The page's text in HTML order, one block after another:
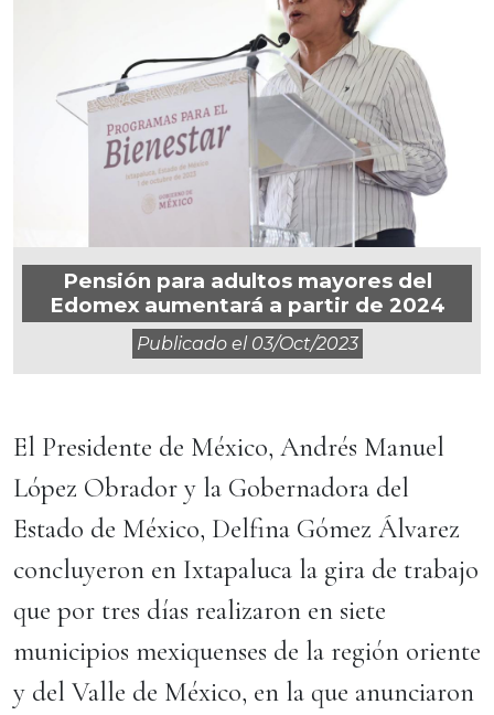
Pensión para adultos mayores del
Edomex aumentará a partir de 2024
Publicado el 03/oct/2023
El Presidente de México, Andrés Manuel
López Obrador y la Gobernadora del
Estado de México, Delfina Gómez Álvarez
concluyeron en Ixtapaluca la gira de trabajo
que por tres días realizaron en siete
municipios mexiquenses de la región oriente
y del Valle de México, en la que anunciaron